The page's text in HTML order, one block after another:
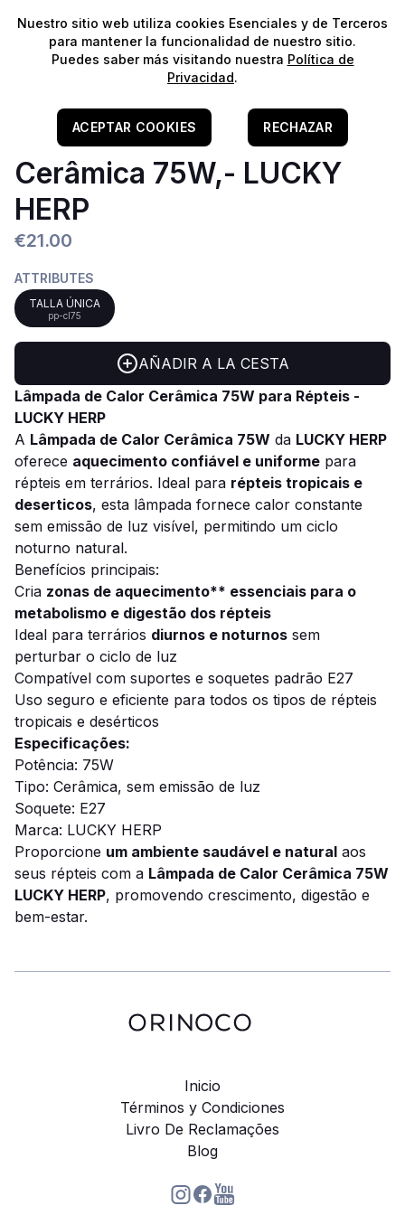
⭐️¡Envíos gratis para pedidos superiores a 60€!*⭐️
Répteis
Lâmpada De Aquecimento
Cerâmica 75W,- LUCKY
HERP
€21.00
ATTRIBUTES
TALLA ÚNICA
pp-cl75
AÑADIR A LA CESTA
Lâmpada de Calor Cerâmica 75W para Répteis -
LUCKY HERP
A Lâmpada de Calor Cerâmica 75W da LUCKY HERP
oferece aquecimento confiável e uniforme para
répteis em terrários. Ideal para répteis tropicais e
deserticos, esta lâmpada fornece calor constante
sem emissão de luz visível, permitindo um ciclo
noturno natural.
Benefícios principais:
Cria zonas de aquecimento** essenciais para o
metabolismo e digestão dos répteis
Ideal para terrários diurnos e noturnos sem
perturbar o ciclo de luz
Compatível com suportes e soquetes padrão E27
Uso seguro e eficiente para todos os tipos de répteis
tropicais e desérticos
Especificações:
Potência: 75W
Tipo: Cerâmica, sem emissão de luz
Soquete: E27
Marca: LUCKY HERP
Proporcione um ambiente saudável e natural aos
seus répteis com a Lâmpada de Calor Cerâmica 75W
LUCKY HERP, promovendo crescimento, digestão e
bem-estar.
Inicio
Términos y Condiciones
Livro De Reclamações
Blog
Nuestro sitio web utiliza cookies Esenciales y de Terceros
para mantener la funcionalidad de nuestro sitio.
Puedes saber más visitando nuestra Política de
Privacidad.
ACEPTAR COOKIES RECHAZAR